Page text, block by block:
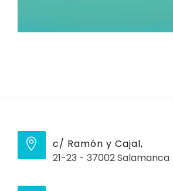
c/ Ramón y Cajal,
21-23 - 37002 Salamanca